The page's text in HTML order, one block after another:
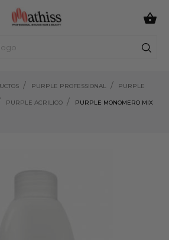

PURPLE PROFESSIONAL PURPLE
PURPLE ACRILICO PURPLE MONOMERO MIX